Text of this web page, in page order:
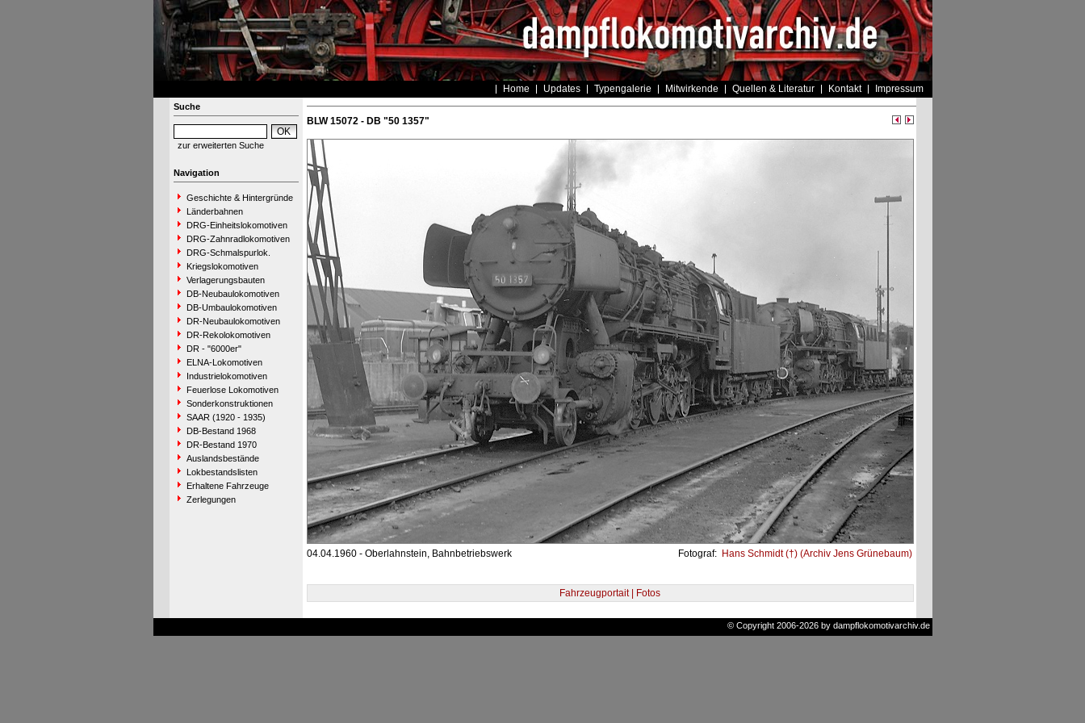
Home Updates Typengalerie Mitwirkende Quellen & Literatur Kontakt Impressum
Suche
zur erweiterten Suche
Navigation
Geschichte & Hintergründe
Länderbahnen
DRG-Einheitslokomotiven
DRG-Zahnradlokomotiven
DRG-Schmalspurlok.
Kriegslokomotiven
Verlagerungsbauten
DB-Neubaulokomotiven
DB-Umbaulokomotiven
DR-Neubaulokomotiven
DR-Rekolokomotiven
DR - "6000er"
ELNA-Lokomotiven
Industrielokomotiven
Feuerlose Lokomotiven
Sonderkonstruktionen
SAAR (1920 - 1935)
DB-Bestand 1968
DR-Bestand 1970
Auslandsbestände
Lokbestandslisten
Erhaltene Fahrzeuge
Zerlegungen
BLW 15072 - DB "50 1357"
04.04.1960 - Oberlahnstein, Bahnbetriebswerk Fotograf: Hans Schmidt (†) (Archiv Jens Grünebaum)
Fahrzeugportait | Fotos
© Copyright 2006-2026 by dampflokomotivarchiv.de